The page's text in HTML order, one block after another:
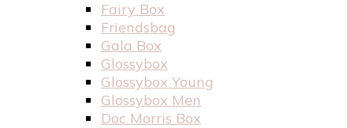
Fairy Box
Friendsbag
Gala Box
Glossybox
Glossybox Young
Glossybox Men
Doc Morris Box